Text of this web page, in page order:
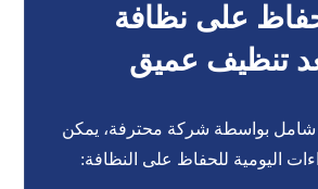
على نظافة
تنظيف عميق
شامل بواسطة شركة محترفة، يمكن
اليومية للحفاظ على النظافة: